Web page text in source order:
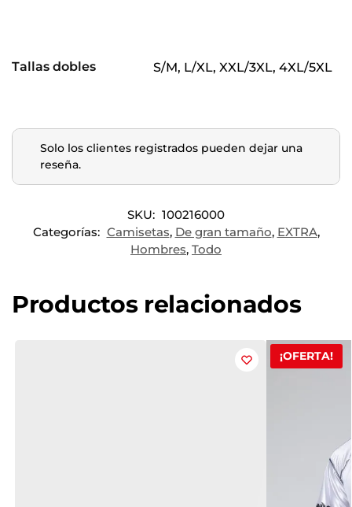
Tallas dobles S/M, L/XL, XXL/3XL, 4XL/5XL
Solo los clientes registrados pueden dejar una
reseña.
SKU: 100216000
Categorías: Camisetas, De gran tamaño, EXTRA,
Hombres, Todo
Productos relacionados
¡OFERTA!